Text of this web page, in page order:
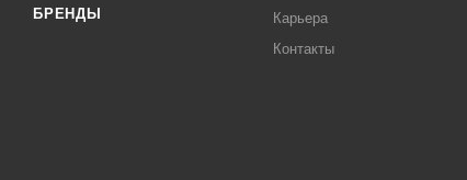
БРЕНДЫ
Карьера
Контакты